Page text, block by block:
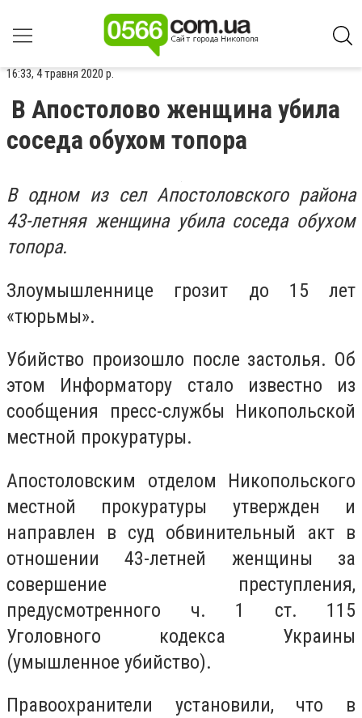
16:33, 4 травня 2020 р.
В Апостолово женщина убила
соседа обухом топора
В одном из сел Апостоловского района
43-летняя женщина убила соседа обухом
топора.
Злоумышленнице грозит до 15 лет
«тюрьмы».
Убийство произошло после застолья. Об
этом Информатору стало известно из
сообщения пресс-службы Никопольской
местной прокуратуры.
Апостоловским отделом Никопольского
местной прокуратуры утвержден и
направлен в суд обвинительный акт в
отношении 43-летней женщины за
совершение преступления,
предусмотренного ч. 1 ст. 115
Уголовного кодекса Украины
(умышленное убийство).
Правоохранители установили, что в